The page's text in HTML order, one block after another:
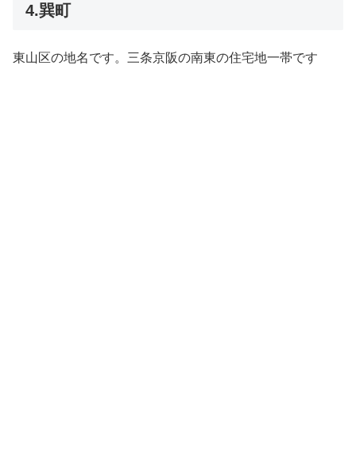
4.巽町
東山区の地名です。三条京阪の南東の住宅地一帯です